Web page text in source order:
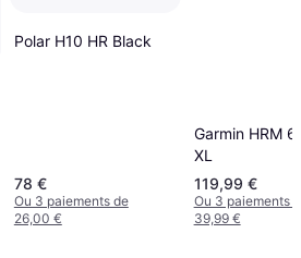
Polar H10 HR Black
78 €
Ou 3 paiements de
26,00 €
Garmin HRM
XL
119,99 €
Ou 3 paiements
39,99 €